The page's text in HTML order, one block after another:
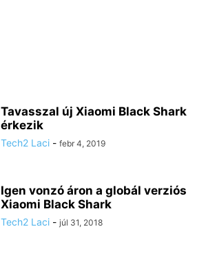
Tavasszal új Xiaomi Black Shark
érkezik
Tech2 Laci - febr 4, 2019
Igen vonzó áron a globál verziós
Xiaomi Black Shark
Tech2 Laci - júl 31, 2018